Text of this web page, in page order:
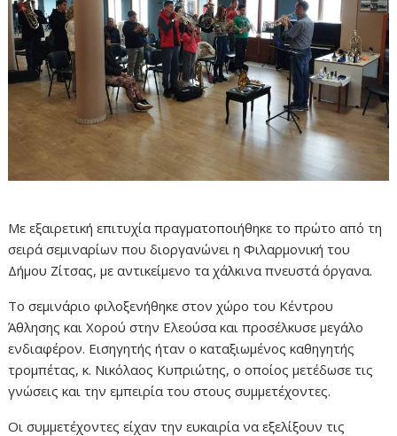
Με εξαιρετική επιτυχία πραγματοποιήθηκε το πρώτο από τη
σειρά σεμιναρίων που διοργανώνει η Φιλαρμονική του
Δήμου Ζίτσας, με αντικείμενο τα χάλκινα πνευστά όργανα.
Το σεμινάριο φιλοξενήθηκε στον χώρο του Κέντρου
Άθλησης και Χορού στην Ελεούσα και προσέλκυσε μεγάλο
ενδιαφέρον. Εισηγητής ήταν ο καταξιωμένος καθηγητής
τρομπέτας, κ. Νικόλαος Κυπριώτης, ο οποίος μετέδωσε τις
γνώσεις και την εμπειρία του στους συμμετέχοντες.
Οι συμμετέχοντες είχαν την ευκαιρία να εξελίξουν τις